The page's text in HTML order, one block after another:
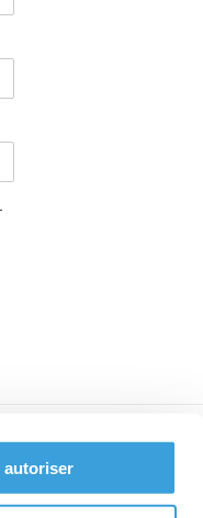
autoriser